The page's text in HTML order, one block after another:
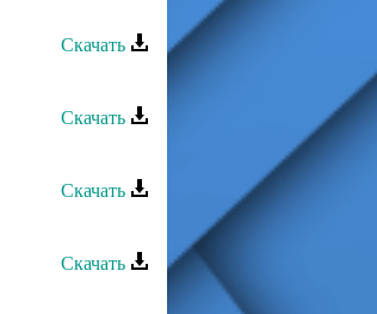
Скачать
Скачать
Скачать
Скачать